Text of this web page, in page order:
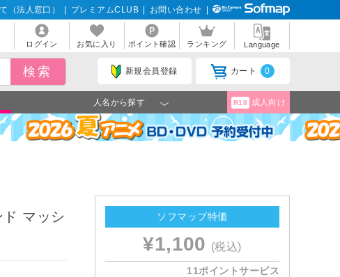
（法人窓口） プレミアムCLUB お問い合わせ
ログイン お気に入り ポイント確認 ランキング Language
新規会員登録 カート 0
人名から探す R18 成人向け
ド マッシ
ソフマップ特価
¥1,100 (税込)
11ポイントサービス